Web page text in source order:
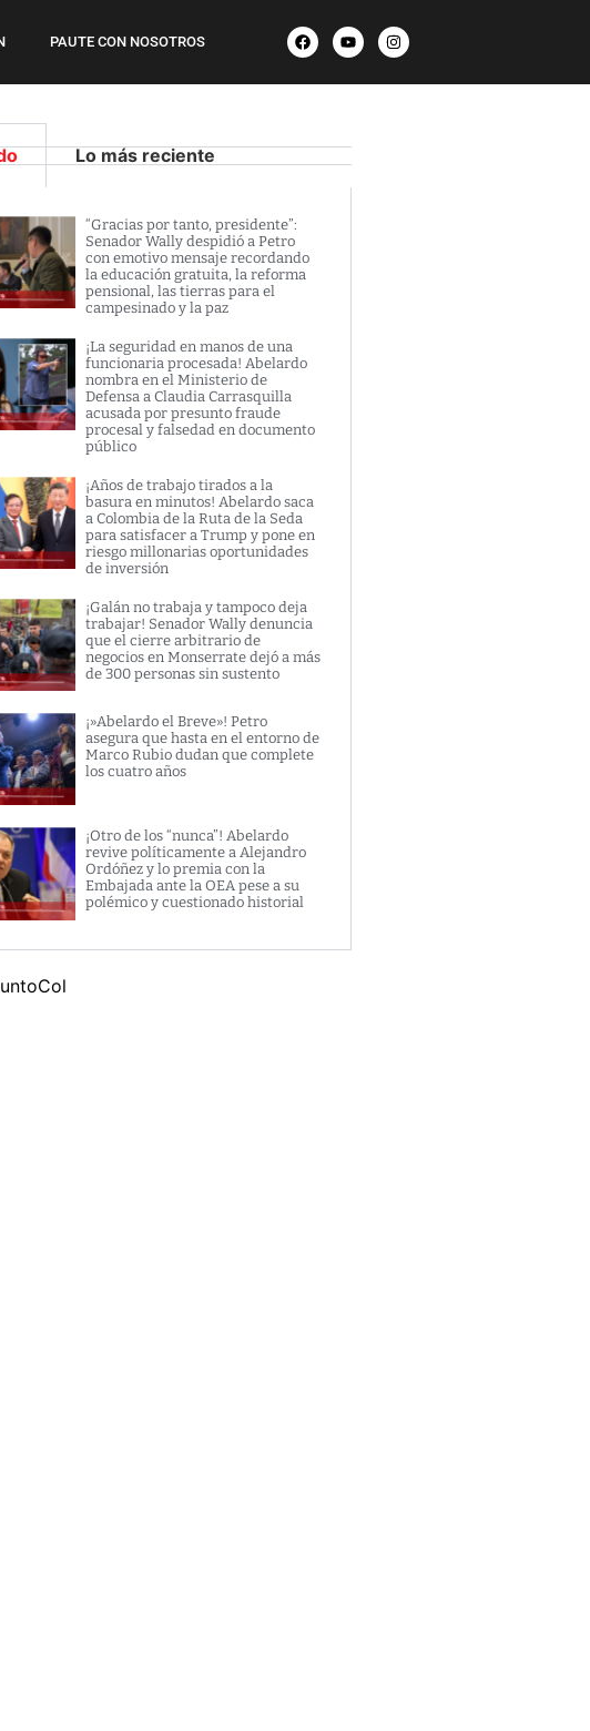
PAUTE CON NOSOTROS
Lo más reciente
“Gracias por tanto, presidente”:
Senador Wally despidió a Petro
con emotivo mensaje recordando
la educación gratuita, la reforma
pensional, las tierras para el
campesinado y la paz
¡La seguridad en manos de una
funcionaria procesada! Abelardo
nombra en el Ministerio de
Defensa a Claudia Carrasquilla
acusada por presunto fraude
procesal y falsedad en documento
público
¡Años de trabajo tirados a la
basura en minutos! Abelardo saca
a Colombia de la Ruta de la Seda
para satisfacer a Trump y pone en
riesgo millonarias oportunidades
de inversión
¡Galán no trabaja y tampoco deja
trabajar! Senador Wally denuncia
que el cierre arbitrario de
negocios en Monserrate dejó a más
de 300 personas sin sustento
¡»Abelardo el Breve»! Petro
asegura que hasta en el entorno de
Marco Rubio dudan que complete
los cuatro años
¡Otro de los “nunca”! Abelardo
revive políticamente a Alejandro
Ordóñez y lo premia con la
Embajada ante la OEA pese a su
polémico y cuestionado historial